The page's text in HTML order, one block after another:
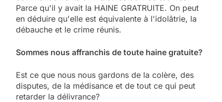
Parce qu'il y avait la HAINE GRATRUITE. On peut
en déduire qu'elle est équivalente à l'idolâtrie, la
débauche et le crime réunis.
Sommes nous affranchis de toute haine gratuite?
Est ce que nous nous gardons de la colère, des
disputes, de la médisance et de tout ce qui peut
retarder la délivrance?